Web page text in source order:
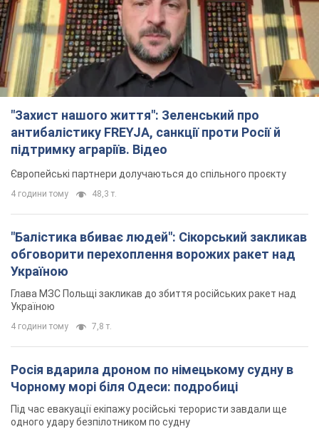
"Захист нашого життя": Зеленський про
антибалістику FREYJA, санкції проти Росії й
підтримку аграріїв. Відео
Європейські партнери долучаються до спільного проєкту
4 години тому 48,3 т.
"Балістика вбиває людей": Сікорський закликав
обговорити перехоплення ворожих ракет над
Україною
Глава МЗС Польщі закликав до збиття російських ракет над
Україною
4 години тому 7,8 т.
Росія вдарила дроном по німецькому судну в
Чорному морі біля Одеси: подробиці
Під час евакуації екіпажу російські терористи завдали ще
одного удару безпілотником по судну